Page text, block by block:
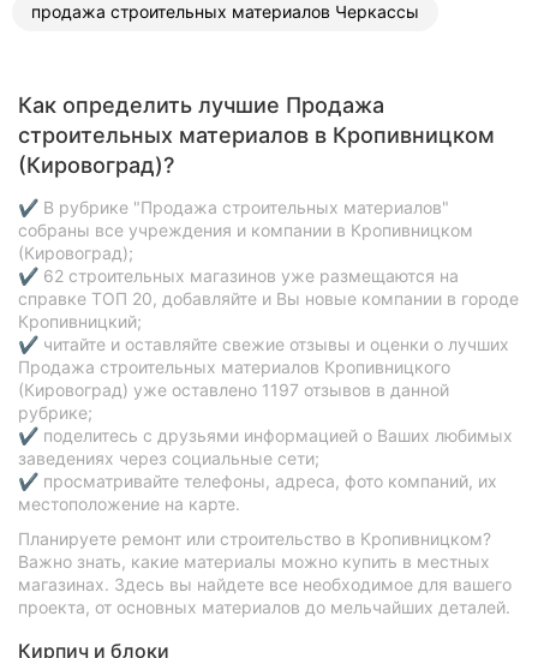
продажа строительных материалов Черкассы
Как определить лучшие Продажа
строительных материалов в Кропивницком
(Кировоград)?
✔ В рубрике "Продажа строительных материалов"
собраны все учреждения и компании в Кропивницком
(Кировоград);
✔ 62 строительных магазинов уже размещаются на
справке ТОП 20, добавляйте и Вы новые компании в городе
Кропивницкий;
✔ читайте и оставляйте свежие отзывы и оценки о лучших
Продажа строительных материалов Кропивницкого
(Кировоград) уже оставлено 1197 отзывов в данной
рубрике;
✔ поделитесь с друзьями информацией о Ваших любимых
заведениях через социальные сети;
✔ просматривайте телефоны, адреса, фото компаний, их
местоположение на карте.
Планируете ремонт или строительство в Кропивницком?
Важно знать, какие материалы можно купить в местных
магазинах. Здесь вы найдете все необходимое для вашего
проекта, от основных материалов до мельчайших деталей.
Кирпич и блоки